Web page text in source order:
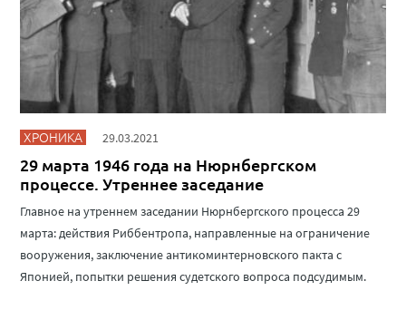
ХРОНИКА 29.03.2021
29 марта 1946 года на Нюрнбергском
процессе. Утреннее заседание
Главное на утреннем заседании Нюрнбергского процесса 29
марта: действия Риббентропа, направленные на ограничение
вооружения, заключение антикоминтерновского пакта с
Японией, попытки решения судетского вопроса подсудимым.